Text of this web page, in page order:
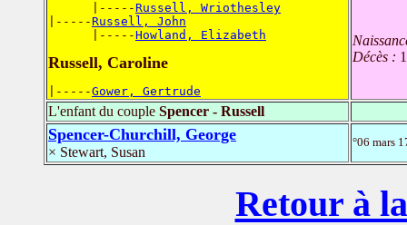
      |-----
Russell, Wriothesley
|-----Russell, John
      |-----
Howland, Elizabeth
Russell, Caroline
|-----Gower, Gertrude
Décès :
L'enfant du couple Spencer - Russell
Spencer-Churchill, George
× Stewart, Susan
°06 mars
Retour à